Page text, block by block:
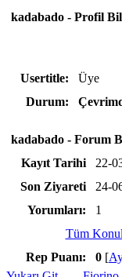
kadabado - Profil
Usertitle:
Üye
Durum:
kadabado - Forum
Kayıt Tarihi
22-
Son Ziyareti
24-
Yorumları:
1
Tüm
Rep Puanı:
0 [